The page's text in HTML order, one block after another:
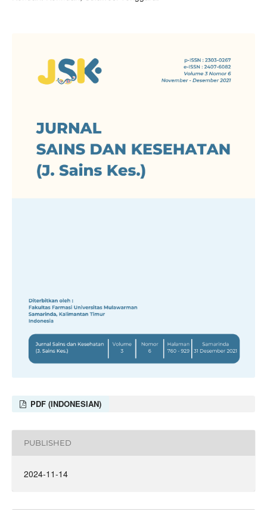
PDF (INDONESIAN)
PUBLISHED
2024-11-14